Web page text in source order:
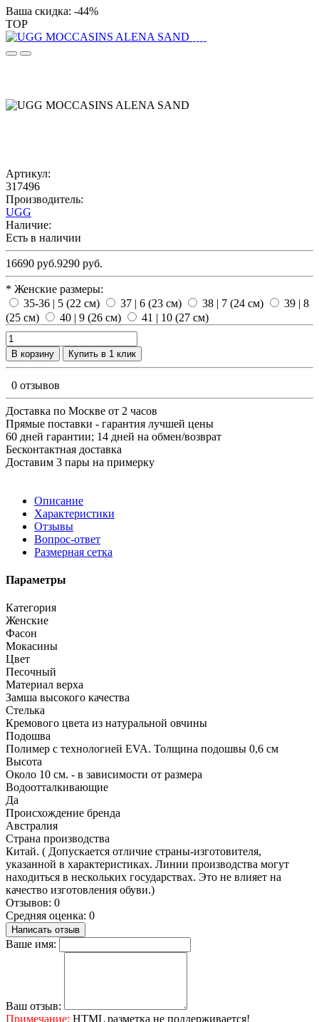
Ваша скидка: -44%
TOP
Артикул:
317496
Производитель:
UGG
Наличие:
Есть в наличии
16690 руб.9290 руб.
* Женские размеры:
35-36 | 5 (22 см)
37 | 6 (23 см) 38 | 7 (24 см)
39 | 8
(25 см)
40 | 9 (26 см) 41 | 10 (27 см)
В корзину Купить в 1 клик
0 отзывов
Доставка по Москве от 2 часов
Прямые поставки - гарантия лучшей цены
60 дней гарантии; 14 дней на обмен/возврат
Бесконтактная доставка
Доставим 3 пары на примерку
Описание
Характеристики
Отзывы
Вопрос-ответ
Размерная сетка
Параметры
Категория
Женские
Фасон
Мокасины
Цвет
Песочный
Материал верха
Замша высокого качества
Стелька
Кремового цвета из натуральной овчины
Подошва
Полимер с технологией EVA. Толщина подошвы 0,6 см
Высота
Около 10 см. - в зависимости от размера
Водоотталкивающие
Да
Происхождение бренда
Австралия
Страна производства
Китай. ( Допускается отличие страны-изготовителя,
указанной в характеристиках. Линии производства могут
находиться в нескольких государствах. Это не влияет на
качество изготовления обуви.)
Отзывов: 0
Средняя оценка: 0
Написать отзыв
Ваше имя:
Ваш отзыв:
Примечание: HTML разметка не поддерживается!